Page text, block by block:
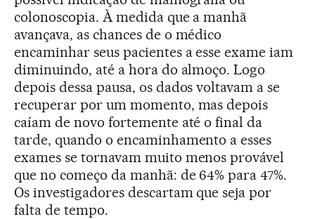
colonoscopia. À medida que a manhã
avançava, as chances de o médico
encaminhar seus pacientes a esse exame iam
diminuindo, até a hora do almoço. Logo
depois dessa pausa, os dados voltavam a se
recuperar por um momento, mas depois
caíam de novo fortemente até o final da
tarde, quando o encaminhamento a esses
exames se tornavam muito menos provável
que no começo da manhã: de 64% para 47%.
Os investigadores descartam que seja por
falta de tempo.